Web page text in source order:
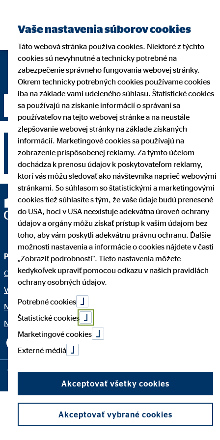
sprostredkovateľa
Nadviazať kontakt
Právne upozornenia
Ochrana osobných údajov
Vyhlásenie o prístupnosti
Netiketa
Nastavenia súborov cookie
Copyright © 2026 by OVB Allfinanz Slovensko a.s. | All Rights
Reserved
Vaše nastavenia súborov cookies
Táto webová stránka používa cookies. Niektoré z týchto
cookies sú nevyhnutné a technicky potrebné na
zabezpečenie správneho fungovania webovej stránky.
Okrem technicky potrebných cookies používame cookies
iba na základe vami udeleného súhlasu. Štatistické cookies
sa používajú na získanie informácií o správaní sa
používateľov na tejto webovej stránke a na neustále
zlepšovanie webovej stránky na základe získaných
informácií. Marketingové cookies sa používajú na
zobrazenie prispôsobenej reklamy. Za týmto účelom
dochádza k prenosu údajov k poskytovateľom reklamy,
ktorí vás môžu sledovať ako návštevníka naprieč webovými
stránkami. So súhlasom so štatistickými a marketingovými
cookies tiež súhlasíte s tým, že vaše údaje budú prenesené
do USA, hoci v USA neexistuje adekvátna úroveň ochrany
údajov a orgány môžu získať prístup k vašim údajom bez
toho, aby vám poskytli adekvátnu právnu ochranu. Ďalšie
možnosti nastavenia a informácie o cookies nájdete v časti
„Zobraziť podrobnosti“. Tieto nastavenia môžete
kedykoľvek upraviť pomocou odkazu v našich pravidlách
ochrany osobných údajov.
Potrebné cookies
Štatistické cookies
Marketingové cookies
Externé médiá
Akceptovať všetky cookies
Akceptovať vybrané cookies